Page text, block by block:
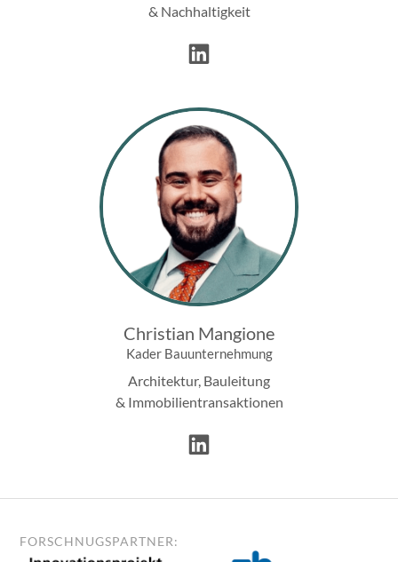
& Nachhaltigkeit
Christian Mangione
Kader Bauunternehmung
Architektur, Bauleitung
& Immobilientransaktionen
FORSCHNUGSPARTNER: